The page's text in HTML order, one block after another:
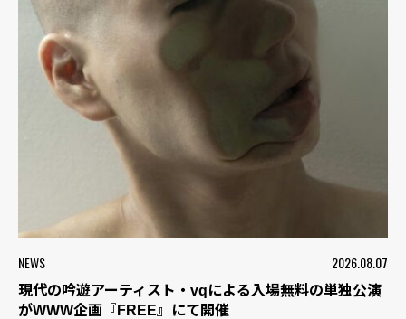
NEWS 2026.08.07
現代の吟遊アーティスト・vqによる入場無料の単独公演
がWWW企画『FREE』にて開催